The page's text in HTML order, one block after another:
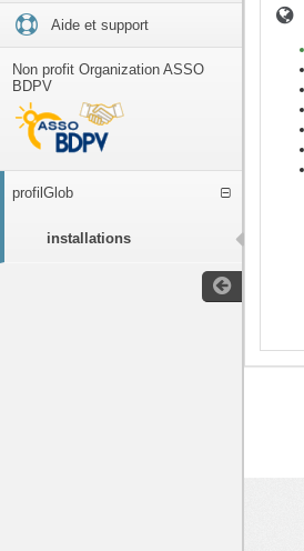
Aide et support
Non profit Organization ASSO
BDPV
profilGlob
installations